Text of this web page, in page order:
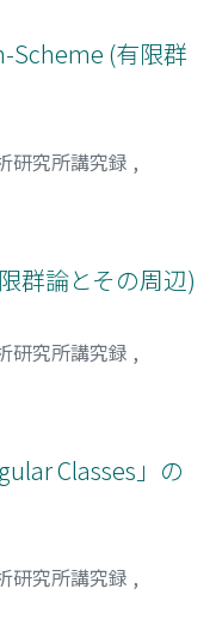
Scheme (有限群
研究所講究録 ,
群論とその周辺)
研究所講究録 ,
Classes」の
研究所講究録 ,